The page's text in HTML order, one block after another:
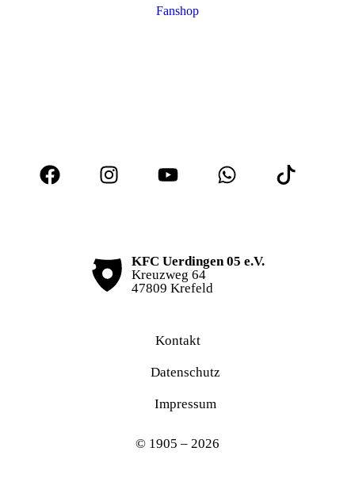
Fanshop
KFC Uerdingen 05 e.V.
Kreuzweg 64
47809 Krefeld
Kontakt
Datenschutz
Impressum
© 1905 – 2026